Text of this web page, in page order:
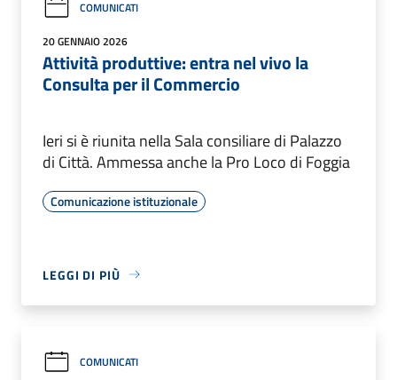
COMUNICATI
20 GENNAIO 2026
Attività produttive: entra nel vivo la
Consulta per il Commercio
Ieri si è riunita nella Sala consiliare di Palazzo
di Città. Ammessa anche la Pro Loco di Foggia
Comunicazione istituzionale
LEGGI DI PIÙ
COMUNICATI